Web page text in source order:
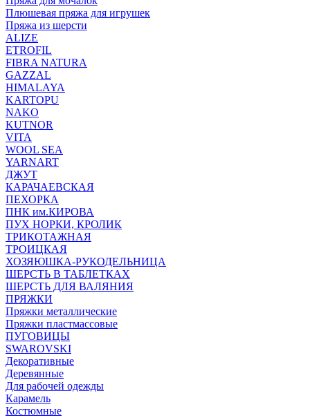
Плюшевая пряжа для игрушек
Пряжа из шерсти
ALIZE
ETROFIL
FIBRA NATURA
GAZZAL
HIMALAYA
KARTOPU
NAKO
KUTNOR
VITA
WOOL SEA
YARNART
ДЖУТ
КАРАЧАЕВСКАЯ
ПЕХОРКА
ПНК им.КИРОВА
ПУХ НОРКИ, КРОЛИК
ТРИКОТАЖНАЯ
ТРОИЦКАЯ
ХОЗЯЮШКА-РУКОДЕЛЬНИЦА
ШЕРСТЬ В ТАБЛЕТКАХ
ШЕРСТЬ ДЛЯ ВАЛЯНИЯ
ПРЯЖКИ
Пряжки металлические
Пряжки пластмассовые
ПУГОВИЦЫ
SWAROVSKI
Декоративные
Деревянные
Для рабочей одежды
Карамель
Костюмные